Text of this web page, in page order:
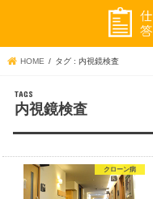
HOME タグ : 内視鏡検査
内視鏡検査
クローン病